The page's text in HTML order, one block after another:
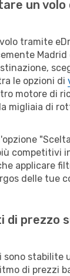
un volo
tramite
le opzioni di
motore di
migliaia di
competitivi
applicare
delle tue
di prezzo
sono stabilite
di prezzi